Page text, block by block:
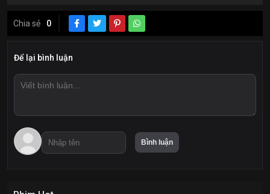
Chia sẻ 0
Để lại bình luận